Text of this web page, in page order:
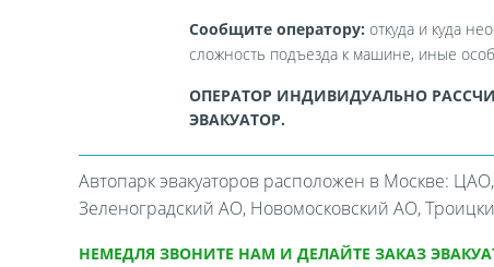
Сообщите оператору: откуда и куда
сложность подъезда к машине, иные
ОПЕРАТОР ИНДИВИДУАЛЬНО
ЭВАКУАТОР.
Автопарк эвакуаторов расположен в Москве:
Зеленоградский АО, Новомосковский АО,
НЕМЕДЛЯ ЗВОНИТЕ НАМ И ДЕЛАЙТЕ ЗАКАЗ